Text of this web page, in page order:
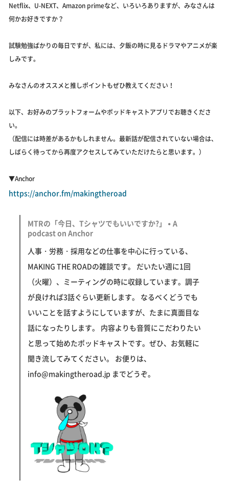
Netflix、U-NEXT、Amazon primeなど、いろいろありますが、みなさんは
何かお好きですか？
試験勉強ばかりの毎日ですが、私には、夕飯の時に見るドラマやアニメが楽
しみです。
みなさんのオススメと推しポイントもぜひ教えてください！
以下、お好みのプラットフォームやポッドキャストアプリでお聴きくださ
い。
（配信には時差があるかもしれません。最新話が配信されていない場合は、
しばらく待ってから再度アクセスしてみていただけたらと思います。）
▼Anchor
https://anchor.fm/makingtheroad
MTRの「今日、Tシャツでもいいですか?」 • A
podcast on Anchor
人事・労務・採用などの仕事を中心に行っている、
MAKING THE ROADの雑談です。 だいたい週に1回
（火曜）、ミーティングの時に収録しています。調子
が良ければ3話ぐらい更新します。 なるべくどうでも
いいことを話すようにしていますが、たまに真面目な
話になったりします。 内容よりも音質にこだわりたい
と思って始めたポッドキャストです。ぜひ、お気軽に
聞き流してみてください。 お便りは、
info@makingtheroad.jp までどうぞ。